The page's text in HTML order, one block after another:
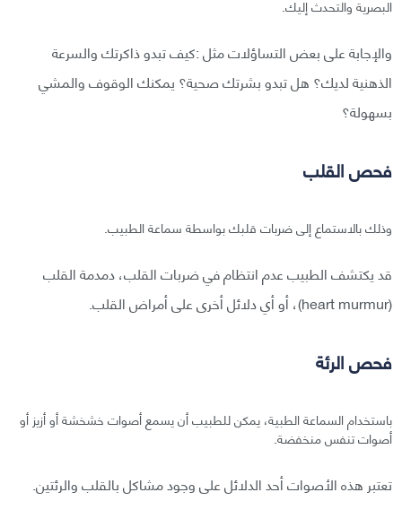
البصرية والتحدث إليك.
والإجابة على بعض التساؤلات مثل :كيف تبدو ذاكرتك والسرعة
الذهنية لديك؟ هل تبدو بشرتك صحية؟ يمكنك الوقوف والمشي
بسهولة؟
فحص القلب
وذلك بالاستماع إلى ضربات قلبك بواسطة سماعة الطبيب.
قد يكتشف الطبيب عدم انتظام في ضربات القلب، دمدمة القلب
(heart murmur)، أو أي دلائل أخرى على أمراض القلب.
فحص الرئة
باستخدام السماعة الطبية، يمكن للطبيب أن يسمع أصوات خشخشة أو أزيز أو
أصوات تنفس منخفضة.
تعتبر هذه الأصوات أحد الدلائل على وجود مشاكل بالقلب والرئتين.